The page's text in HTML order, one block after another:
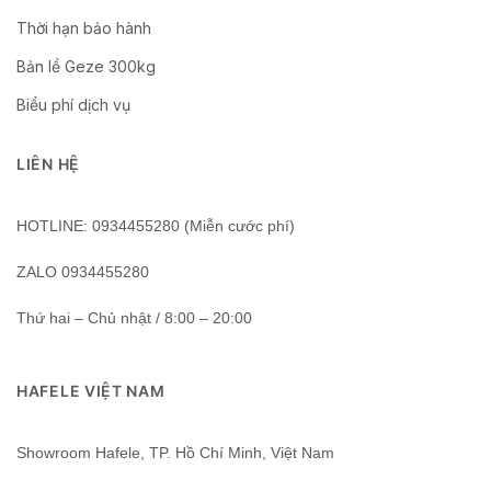
Thời hạn bảo hành
Bản lề Geze 300kg
Biểu phí dịch vụ
LIÊN HỆ
HOTLINE: 0934455280 (Miễn cước phí)
ZALO 0934455280
Thứ hai – Chủ nhật / 8:00 – 20:00
HAFELE VIỆT NAM
Showroom Hafele, TP. Hồ Chí Minh, Việt Nam